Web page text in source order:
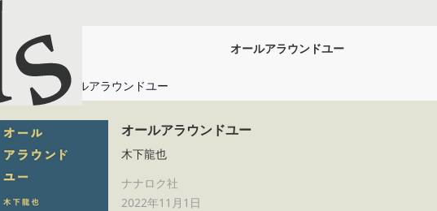
オールアラウンドユー
オールアラウンドユー
オールアラウンドユー
木下龍也
ナナロク社
2022年11月1日